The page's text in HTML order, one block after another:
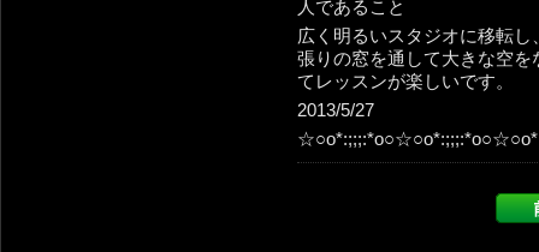
人であること
広く明るいスタジオに移転
張りの窓を通して大きな空
てレッスンが楽しいです。
2013/5/27